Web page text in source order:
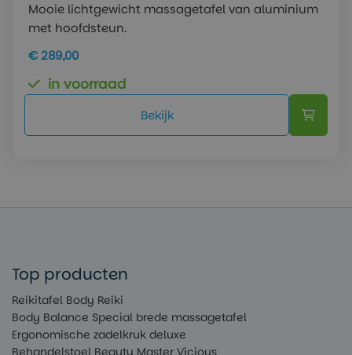
Mooie lichtgewicht massagetafel van aluminium
met hoofdsteun.
€ 289,00
in voorraad
Bekijk
Top producten
Reikitafel Body Reiki
Body Balance Special brede massagetafel
Ergonomische zadelkruk deluxe
Behandelstoel Beauty Master Vicious